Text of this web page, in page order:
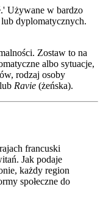
Używane w bardzo
dyplomatycznych.
Zostaw to na
albo sytuacje,
rodzaj osoby
Ravie (żeńska).
francuski
Jak podaje
każdy region
społeczne do